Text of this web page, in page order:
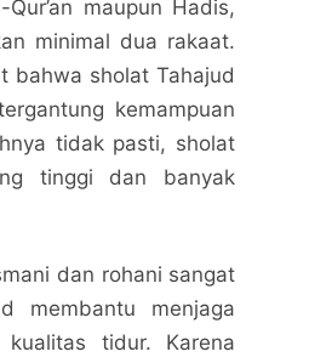
Kritis
ke media lain
maupun Hadis,
minimal dua rakaat.
bahwa sholat Tahajud
kemampuan
tidak pasti, sholat
tinggi dan banyak
dan rohani sangat
membantu menjaga
tidur. Karena
Kritis
ke media lain